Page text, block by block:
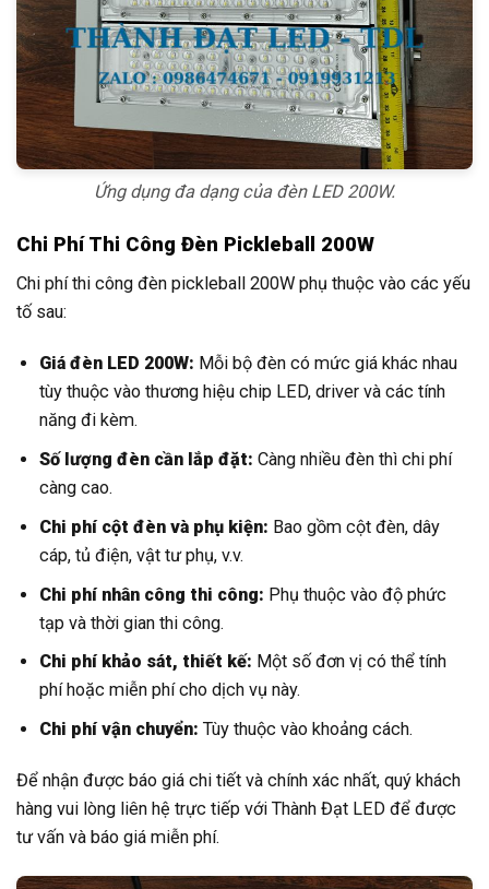
Ứng dụng đa dạng của đèn LED 200W.
Chi Phí Thi Công Đèn Pickleball 200W
Chi phí thi công đèn pickleball 200W phụ thuộc vào các yếu
tố sau:
Giá đèn LED 200W: Mỗi bộ đèn có mức giá khác nhau
tùy thuộc vào thương hiệu chip LED, driver và các tính
năng đi kèm.
Số lượng đèn cần lắp đặt: Càng nhiều đèn thì chi phí
càng cao.
Chi phí cột đèn và phụ kiện: Bao gồm cột đèn, dây
cáp, tủ điện, vật tư phụ, v.v.
Chi phí nhân công thi công: Phụ thuộc vào độ phức
tạp và thời gian thi công.
Chi phí khảo sát, thiết kế: Một số đơn vị có thể tính
phí hoặc miễn phí cho dịch vụ này.
Chi phí vận chuyển: Tùy thuộc vào khoảng cách.
Để nhận được báo giá chi tiết và chính xác nhất, quý khách
hàng vui lòng liên hệ trực tiếp với Thành Đạt LED để được
tư vấn và báo giá miễn phí.